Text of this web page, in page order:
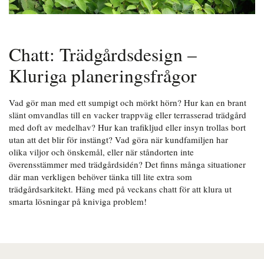
Chatt: Trädgårdsdesign –
Kluriga planeringsfrågor
Vad gör man med ett sumpigt och mörkt hörn? Hur kan en brant
slänt omvandlas till en vacker trappväg eller terrasserad trädgård
med doft av medelhav? Hur kan trafikljud eller insyn trollas bort
utan att det blir för instängt? Vad göra när kundfamiljen har
olika viljor och önskemål, eller när ståndorten inte
överensstämmer med trädgårdsidén? Det finns många situationer
där man verkligen behöver tänka till lite extra som
trädgårdsarkitekt. Häng med på veckans chatt för att klura ut
smarta lösningar på kniviga problem!